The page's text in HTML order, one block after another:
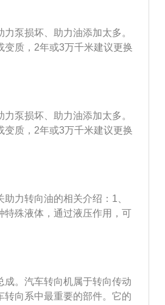
太脏或者变质，从而在转动
力油漏油或长时间不更换转
响，更严重的会损坏转向助
3、驾驶不当也会造成油管
使助力油管的压力加大，各个
、固定螺栓松动、胶垫破裂
中油箱的稳定性，导致油箱
发现异常现象及时处理。
泵损坏、助力油添加太多。
质，2年或3万千米建议更换
致转向助力泵和方向机受
用；再将助力油罐中的油吸
事项是：不要长时间打死方
；不能长时间空油着车，会
泵损坏、助力油添加太多。
质，2年或3万千米建议更换
致转向助力泵和方向机受
用；再将助力油罐中的油吸
事项是：不要长时间打死方
；不能长时间空油着车，会
力转向油的相关介绍：1、
特殊液体，通过液压作用，可
油液以及减震油液类似。
三类电动助力转向系统。
。汽车转向机属于转向传动
向系中最重要的部件。它的